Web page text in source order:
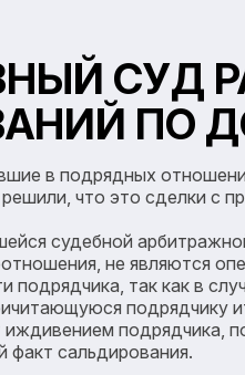
СУД
ПО
в подрядных
что это сделки с
судебной
не являются
подрядчика, так как в
подрядчику
подрядчика,
факт сальдирования.